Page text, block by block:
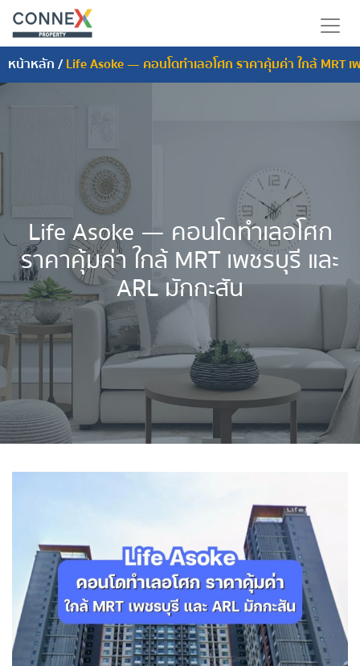
หน้าหลัก/Life Asoke — คอนโดทำเลอโศก ราคาคุ้มค่า ใกล้ MRT เ
Life Asoke — คอนโดทำเลอโศก
ราคาคุ้มค่า ใกล้ MRT เพชรบุรี และ
ARL มักกะสัน